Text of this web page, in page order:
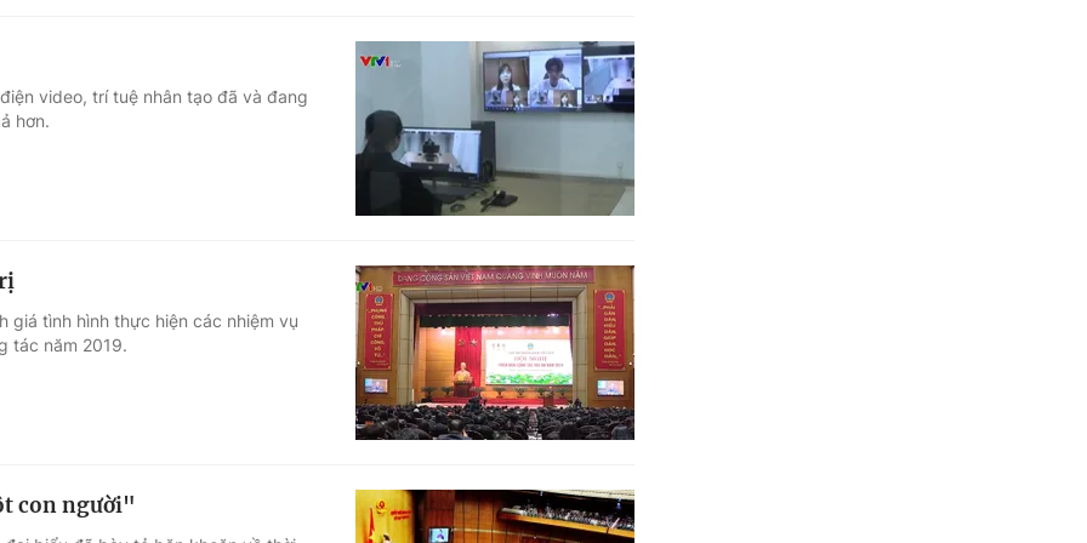
video, trí tuệ nhân tạo đã và đang
hơn.
giá tình hình thực hiện các nhiệm vụ
tác năm 2019.
con người"